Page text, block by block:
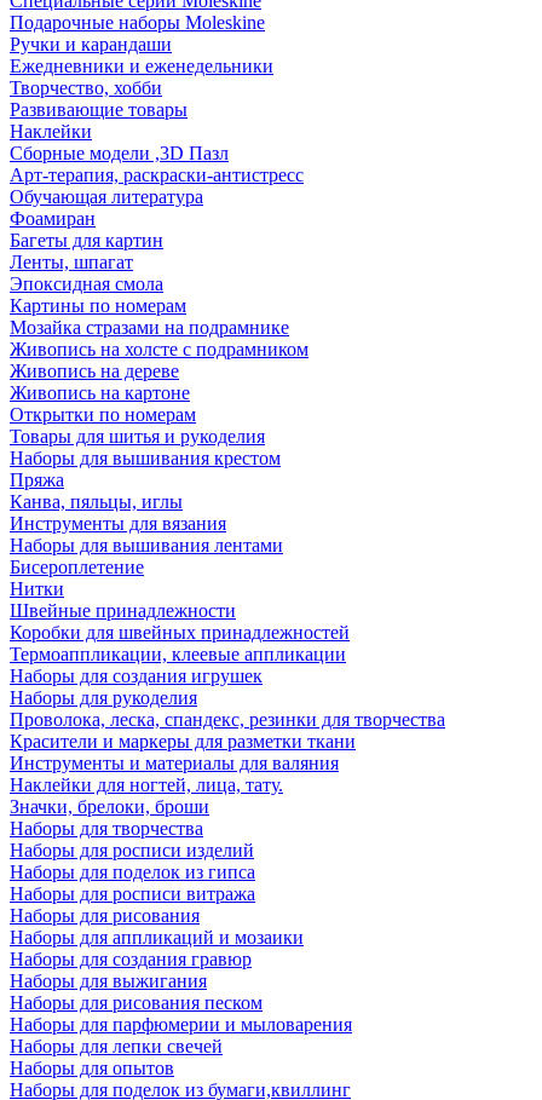
Подарочные наборы Moleskine
Ручки и карандаши
Ежедневники и еженедельники
Творчество, хобби
Развивающие товары
Наклейки
Сборные модели ,3D Пазл
Арт-терапия, раскраски-антистресс
Обучающая литература
Фоамиран
Багеты для картин
Ленты, шпагат
Эпоксидная смола
Картины по номерам
Мозайка стразами на подрамнике
Живопись на холсте с подрамником
Живопись на дереве
Живопись на картоне
Открытки по номерам
Товары для шитья и рукоделия
Наборы для вышивания крестом
Пряжа
Канва, пяльцы, иглы
Инструменты для вязания
Наборы для вышивания лентами
Бисероплетение
Нитки
Швейные принадлежности
Коробки для швейных принадлежностей
Термоаппликации, клеевые аппликации
Наборы для создания игрушек
Наборы для рукоделия
Проволока, леска, спандекс, резинки для творчества
Красители и маркеры для разметки ткани
Инструменты и материалы для валяния
Наклейки для ногтей, лица, тату.
Значки, брелоки, броши
Наборы для творчества
Наборы для росписи изделий
Наборы для поделок из гипса
Наборы для росписи витража
Наборы для рисования
Наборы для аппликаций и мозаики
Наборы для создания гравюр
Наборы для выжигания
Наборы для рисования песком
Наборы для парфюмерии и мыловарения
Наборы для лепки свечей
Наборы для опытов
Наборы для поделок из бумаги,квиллинг